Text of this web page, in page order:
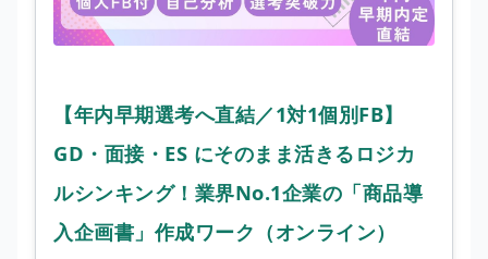
【年内早期選考へ直結／1対1個別FB】
GD・面接・ES にそのまま活きるロジカ
ルシンキング！業界No.1企業の「商品導
入企画書」作成ワーク（オンライン）